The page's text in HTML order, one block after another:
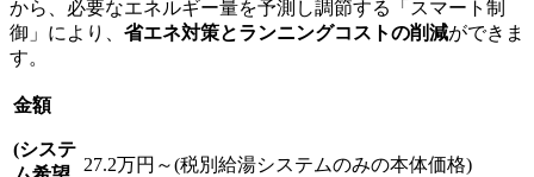
から、必要なエネルギー量を予測し調節する「スマート制
御」により、 省エネ対策とランニングコストの削減ができま
す。
金額
(システ
27.2万円～(税別給湯システムのみの本体価格)